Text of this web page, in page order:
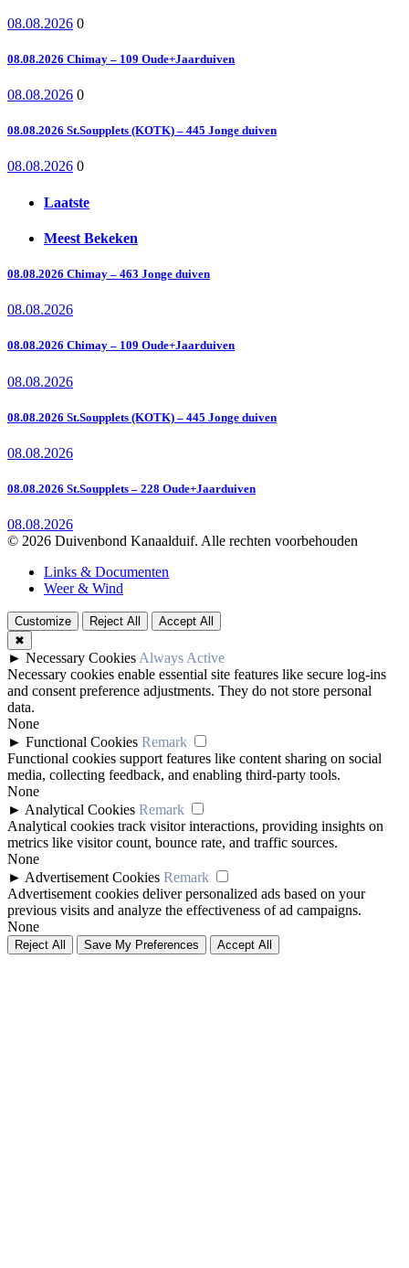
08.08.2026 0
08.08.2026 Chimay – 109 Oude+Jaarduiven
08.08.2026 0
08.08.2026 St.Soupplets (KOTK) – 445 Jonge duiven
08.08.2026 0
Laatste
Meest Bekeken
08.08.2026 Chimay – 463 Jonge duiven
08.08.2026
08.08.2026 Chimay – 109 Oude+Jaarduiven
08.08.2026
08.08.2026 St.Soupplets (KOTK) – 445 Jonge duiven
08.08.2026
08.08.2026 St.Soupplets – 228 Oude+Jaarduiven
08.08.2026
© 2026 Duivenbond Kanaalduif. Alle rechten voorbehouden
Links & Documenten
Weer & Wind
Customize Reject All
Accept All
✖
► Necessary Cookies Always Active
Necessary cookies enable essential site features like secure log-ins
and consent preference adjustments. They do not store personal
data.
None
► Functional Cookies Remark
Functional cookies support features like content sharing on social
media, collecting feedback, and enabling third-party tools.
None
► Analytical Cookies Remark
Analytical cookies track visitor interactions, providing insights on
metrics like visitor count, bounce rate, and traffic sources.
None
► Advertisement Cookies Remark
Advertisement cookies deliver personalized ads based on your
previous visits and analyze the effectiveness of ad campaigns.
None
Reject All Save My Preferences Accept All